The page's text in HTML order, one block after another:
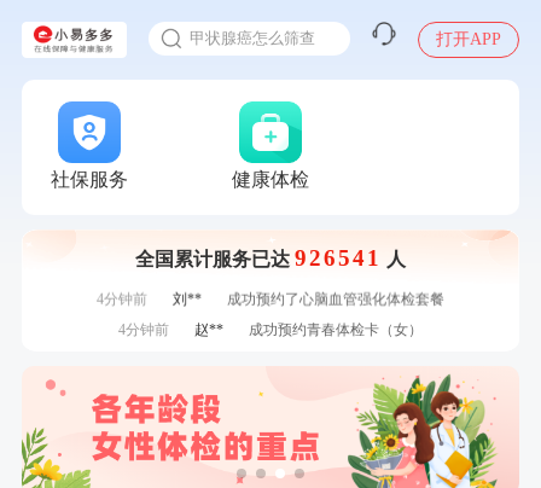
甲状腺癌怎么筛查
打开APP
社保服务 健康体检
全国累计服务已达 926541 人
7分钟前
柯**
成功预约了关怀老人B套餐
刚刚
赵*
购买了油米有福B款
刚刚
赵*
购买了油米有福B款
刚刚
购买了中粮可益康红豆薏米粉500g
购买了中粮可益康红豆薏米粉500g
1分钟前
成功预约了女性防癌筛查套餐
购买了时尚羽毛球套装ES-YM601
2分钟前
何*
购买了K3颈椎按摩仪（浅灰色）
4分钟前
刘**
成功预约了心脑血管强化体检套餐
4分钟前
赵**
成功预约青春体检卡（女）
购买了BP3颈椎热敷枕
7分钟前
江**
成功预约了女性VIP体检套餐
7分钟前
柯**
成功预约了关怀老人B套餐
购买了油米有福B款